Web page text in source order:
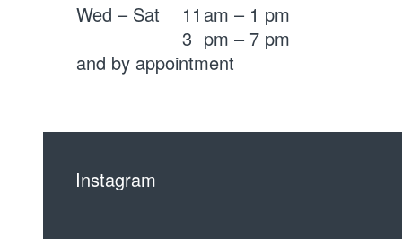
Wed – Sat 11 am – 1 pm
3 pm – 7 pm
and by appointment
Instagram